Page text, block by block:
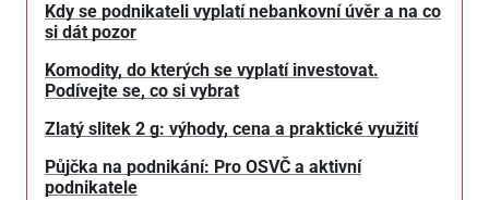
Kdy se podnikateli vyplatí nebankovní úvěr a na co
si dát pozor
Komodity, do kterých se vyplatí investovat.
Podívejte se, co si vybrat
Zlatý slitek 2 g: výhody, cena a praktické využití
Půjčka na podnikání: Pro OSVČ a aktivní
podnikatele